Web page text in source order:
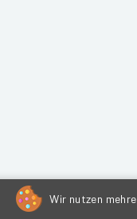
Wir nutzen